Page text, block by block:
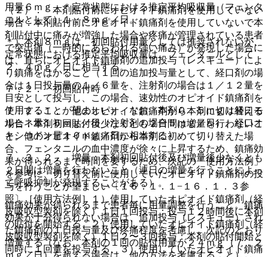
（２）． 本剤貼付前にオピオイド鎮痛剤を使用していない
場合：本剤貼付前にオピオイド鎮痛剤を使用していないで本
剤貼付中に痛みが増強した場合や疼痛が管理されている患者
で突出痛（一時的にあらわれる強い痛み）が発現した場合に
は、直ちにオピオイド鎮痛剤の追加投与（レスキュー）によ
り鎮痛をはかること（１回の追加投与量として、経口剤の場
合は１日投与量の１／６量を、注射剤の場合は１／１２量を
目安として投与し、この場合、速効性のオピオイド鎮痛剤を
使用することが望ましい）、なお、本剤０．５ｍｇは経口モ
ルヒネ量１５ｍｇ／日（注射剤の場合５ｍｇ／日）、経口オ
キシコドン量１０ｍｇ／日に相当する。
７．３．２． 増量：本剤初回貼付後及び増量後少なくとも
２日間は増量を行わないこと（連日の増量を行うことによっ
て呼吸抑制が発現することがある）。
鎮痛効果が得られるまで患者毎に用量調整を行うこと。鎮痛
効果が十分得られない場合は、追加投与（レスキュー）され
た鎮痛剤の１日投与量及び疼痛程度を考慮し、次記のとおり
増量する（なお、本剤の１回の貼付用量が２４ｍｇ（７．２
ｍｇ／日）を超える場合は、他の方法を考慮すること）。
用量６ｍｇ、＊定常状態における推定平均吸収量（フェンタ
ニルとして）１．８ｍｇ／日。
＊）本剤８ｍｇは、初回貼付用量としては推奨されないが、
定常状態における推定平均吸収量は、フェンタニルとして
２．４ｍｇ／日に相当する。
７．２． 初回貼付時
７．２．１． 他のオピオイド鎮痛剤から本剤に切り替える
場合：本剤初回貼付後少なくとも２日間は増量を行わないこ
と。他のオピオイド鎮痛剤から本剤に初めて切り替えた場
合、フェンタニルの血中濃度が徐々に上昇するため、鎮痛効
果が得られるまで時間を要するため、次記の「使用方法例」
を参考に、切り替え前に使用していたオピオイド鎮痛剤の投
与を行うことが望ましい〔１６．１．１−１６．１．３参
照〕［使用方法例］１）使用していたオピオイド鎮痛剤（経
皮吸収型製剤を除く）１日１回投与：投与１２時間後に本剤
の貼付を開始する、２）使用していたオピオイド鎮痛剤（経
皮吸収型製剤を除く）１日２〜３回投与：本剤の貼付開始と
同時に１回量を投与する、３）使用していたオピオイド鎮痛